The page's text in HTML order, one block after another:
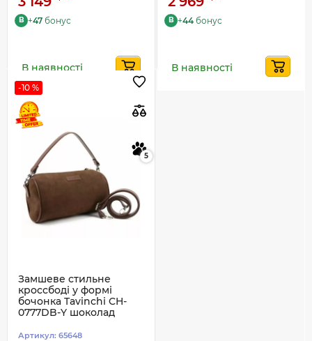
B +47 бонус
В наявності
B +44 бонус
В наявності
-10 %
5
Замшеве стильне
кроссбоді у формі
бочонка Tavinchi CH-
0777DB-Y шоколад
Артикул: 65648